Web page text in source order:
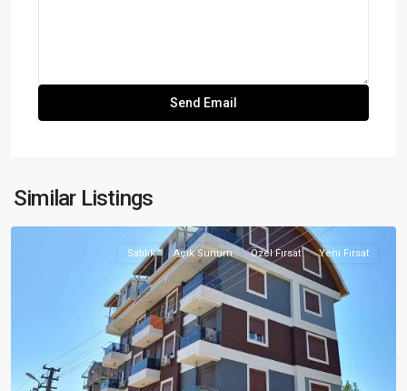
Similar Listings
Mah.,
Gazipaşa
Satılık Açık Sunum Özel Fırsat Yeni Fırsat